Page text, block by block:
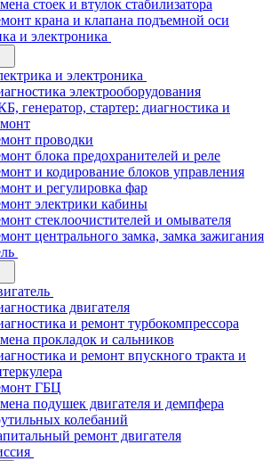
стоек и втулок стабилизатора
крана и клапана подъемной оси
и электроника
и электроника
электрооборудования
генератор, стартер: диагностика и
проводки
блока предохранителей и реле
и кодирование блоков управления
и регулировка фар
электрики кабины
стеклоочистителей и омывателя
центрального замка, замка зажигания
двигателя
и ремонт турбокомпрессора
прокладок и сальников
и ремонт впускного тракта и
ГБЦ
подушек двигателя и демпфера
колебаний
ремонт двигателя